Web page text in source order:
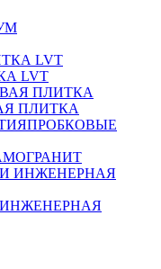
LVT
ПЛИТКА
ПРОБКОВЫЕ